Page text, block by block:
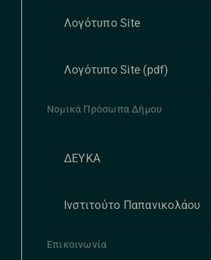
Λογότυπο Site
Λογότυπο Site (pdf)
Νομικά Πρόσωπα Δήμου
ΔΕΥΚΑ
Ινστιτούτο Παπανικολάου
Επικοινωνία